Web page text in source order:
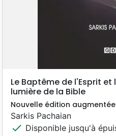
Le Baptême de l'Esprit
lumière de la Bible
Nouvelle édition augmentée
Sarkis Pachaian
check Disponible jusqu'à